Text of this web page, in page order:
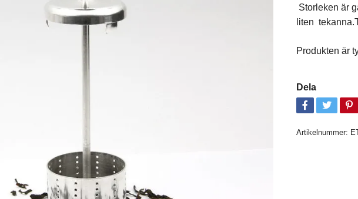
Storleken är
liten
Produkten är
Dela
Artikelnummer: